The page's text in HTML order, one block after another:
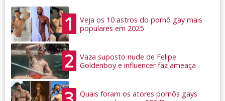
1
Veja os 10 astros do pornô gay mais
populares em 2025
2
Vaza suposto nude de Felipe
Goldenboy e influencer faz ameaça
Quais foram os atores pornôs gays